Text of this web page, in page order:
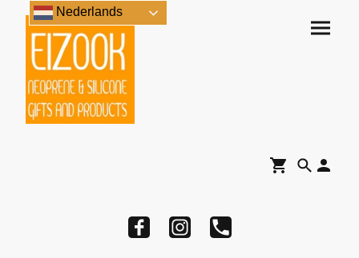
Nederlands